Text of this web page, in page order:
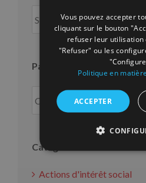
mois
Par an
Catégories
Actions d'intérêt social
Vous pouvez accepter
cliquant sur le bouton
refuser leur utilisation
"Refuser" ou les
Politique en
ACCEPTER